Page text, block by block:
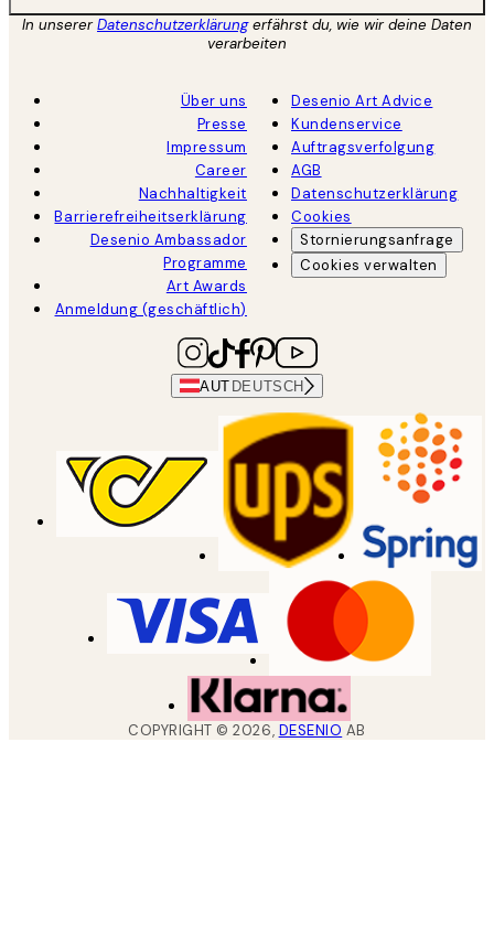
In unsererDatenschutzerklärungerfährst du, wie wir deine Daten
verarbeiten
Über uns
Presse
Impressum
Career
Nachhaltigkeit
Barrierefreiheitserklärung
Desenio Ambassador
Programme
Art Awards
Anmeldung (geschäftlich)
Desenio Art Advice
Kundenservice
Auftragsverfolgung
AGB
Datenschutzerklärung
Cookies
Stornierungsanfrage
Cookies verwalten
AUT DEUTSCH
COPYRIGHT ©2026, DESENIO AB